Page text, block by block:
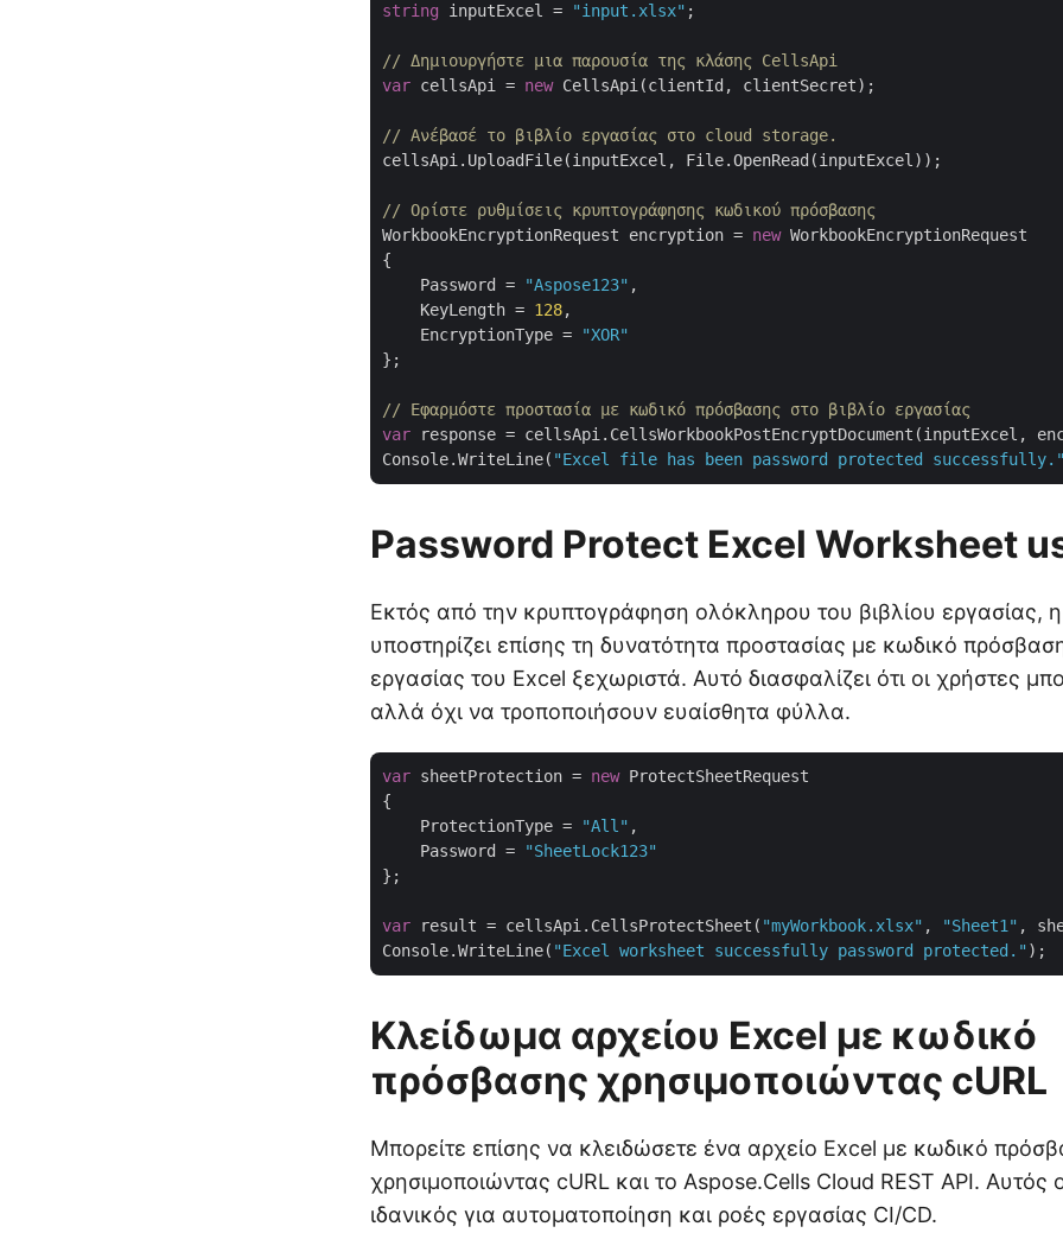
string inputExcel = "input.xlsx" ;
// Δημιουργήστε μια παρουσία της κλάσης CellsApi
var cellsApi = new CellsApi(clientId, clientSecret);
// Ανέβασέ το βιβλίο εργασίας στο cloud storage.
cellsApi.UploadFile(inputExcel, File.OpenRead(inputExcel));
// Ορίστε ρυθμίσεις κρυπτογράφησης κωδικού πρόσβασης
WorkbookEncryptionRequest encryption = new WorkbookEncryptionRequest
{
    Password =
"Aspose123" ,
    KeyLength =
128,
    EncryptionType =
"XOR"
};
// Εφαρμόστε προστασία με κωδικό πρόσβασης στο βιβλίο εργασίας
var response = cellsApi.CellsWorkbookPostEncryptDocument(inputExcel,
Console.WriteLine( "Excel file has been password protected successfully."
Password Protect Excel Worksheet
Εκτός από την κρυπτογράφηση ολόκληρου του βιβλίου εργασίας,
υποστηρίζει επίσης τη δυνατότητα προστασίας με κωδικό
εργασίας του Excel ξεχωριστά. Αυτό διασφαλίζει ότι οι χρήστες
αλλά όχι να τροποποιήσουν ευαίσθητα φύλλα.
var sheetProtection = new ProtectSheetRequest
{
    ProtectionType =
"All" ,
    Password =
"SheetLock123"
};
var result = cellsApi.CellsProtectSheet( "myWorkbook.xlsx" , "Sheet1" ,
Console.WriteLine( "Excel worksheet successfully password protected."
Κλείδωμα αρχείου Excel με κωδικό
πρόσβασης χρησιμοποιώντας cURL
Μπορείτε επίσης να κλειδώσετε ένα αρχείο Excel με κωδικό
χρησιμοποιώντας cURL και το Aspose.Cells Cloud REST API. Αυτός
ιδανικός για αυτοματοποίηση και ροές εργασίας CI/CD.